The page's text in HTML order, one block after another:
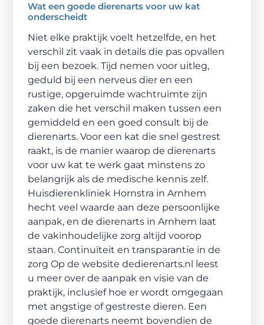
Wat een goede dierenarts voor uw kat
onderscheidt
Niet elke praktijk voelt hetzelfde, en het
verschil zit vaak in details die pas opvallen
bij een bezoek. Tijd nemen voor uitleg,
geduld bij een nerveus dier en een
rustige, opgeruimde wachtruimte zijn
zaken die het verschil maken tussen een
gemiddeld en een goed consult bij de
dierenarts. Voor een kat die snel gestrest
raakt, is de manier waarop de dierenarts
voor uw kat te werk gaat minstens zo
belangrijk als de medische kennis zelf.
Huisdierenkliniek Hornstra in Arnhem
hecht veel waarde aan deze persoonlijke
aanpak, en de dierenarts in Arnhem laat
de vakinhoudelijke zorg altijd voorop
staan. Continuïteit en transparantie in de
zorg Op de website dedierenarts.nl leest
u meer over de aanpak en visie van de
praktijk, inclusief hoe er wordt omgegaan
met angstige of gestreste dieren. Een
goede dierenarts neemt bovendien de